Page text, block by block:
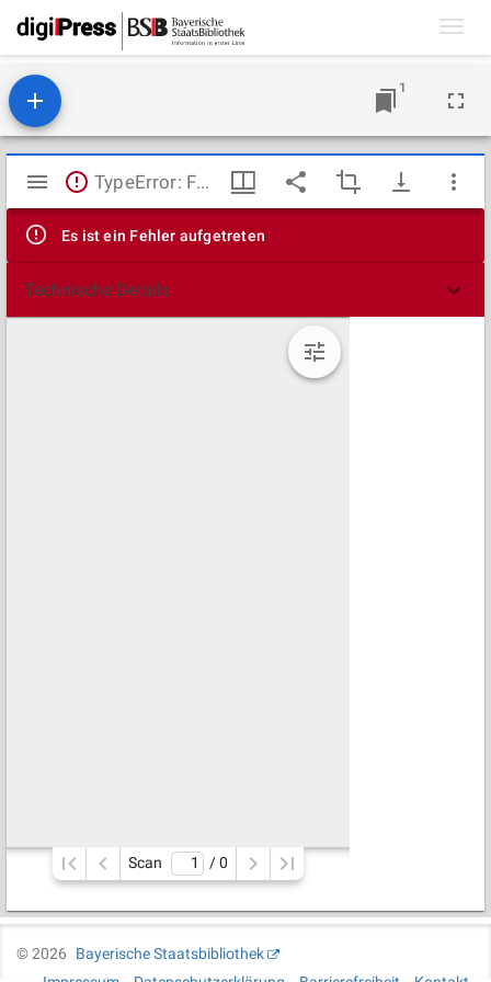
1
Mirador
Viewer
TypeError: Failed to fetch
Es ist ein Fehler aufgetreten
Technische Details
Scan / 0
©2026
Bayerische Staatsbibliothek